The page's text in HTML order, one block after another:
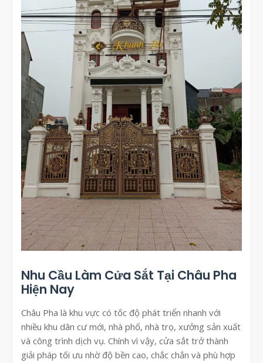
Nhu Cầu Làm Cửa Sắt Tại Châu Pha
Hiện Nay
Châu Pha là khu vực có tốc độ phát triển nhanh với
nhiều khu dân cư mới, nhà phố, nhà trọ, xưởng sản xuất
và công trình dịch vụ. Chính vì vậy, cửa sắt trở thành
giải pháp tối ưu nhờ độ bền cao, chắc chắn và phù hợp